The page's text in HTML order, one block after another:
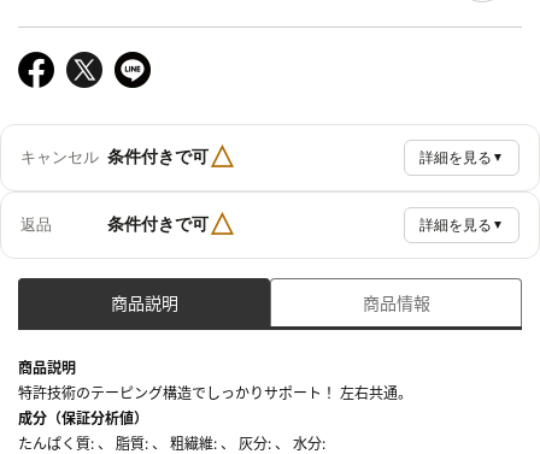
キャンセル 条件付きで可△ 詳細を見る ▼
返品 条件付きで可△ 詳細を見る ▼
商品説明 商品情報
商品説明
特許技術のテーピング構造でしっかりサポート！ 左右共通。
成分（保証分析値）
たんぱく質: 、 脂質: 、 粗繊維: 、 灰分: 、 水分: